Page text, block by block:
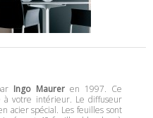
Ingo Maurer en 1997. Ce
à votre intérieur. Le diffuseur
acier spécial. Les feuilles sont